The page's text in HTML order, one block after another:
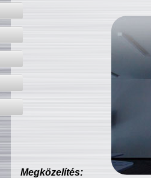
Megközelítés: